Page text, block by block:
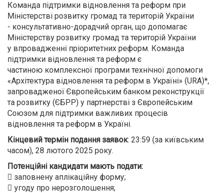
Команда підтримки відновлення та реформ при
Міністерстві розвитку громад та територій України
- консультативно-дорадчий орган, що допомагає
Міністерству розвитку громад та територій України
у впровадженні пріоритетних реформ. Команда
підтримки відновлення та реформ є
частиною комплексної програми технічної допомоги
«Архітектура відновлення та реформ в Україні» (URA)*,
запровадженої Європейським банком реконструкції
та розвитку (ЄБРР) у партнерстві з Європейським
Союзом для підтримки важливих процесів
відновлення та реформ в Україні.
Кінцевий термін подання заявок: 23:59 (за київським
часом), 28 лютого 2025 року.
Потенційні кандидати мають подати:
 заповнену аплікаційну форму;
 угоду про нерозголошення;